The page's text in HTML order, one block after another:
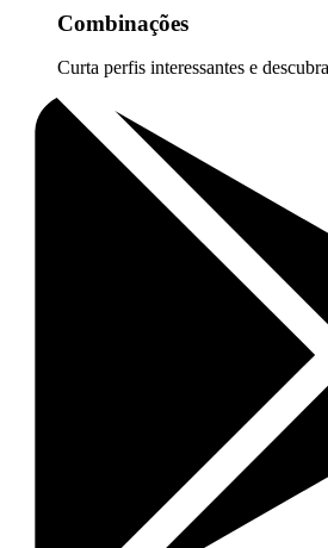
Combinações
Curta perfis interessantes e